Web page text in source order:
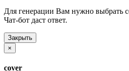
Для генерации Вам нужно выбрать
Чат-бот даст ответ.
Закрыть
×
cover